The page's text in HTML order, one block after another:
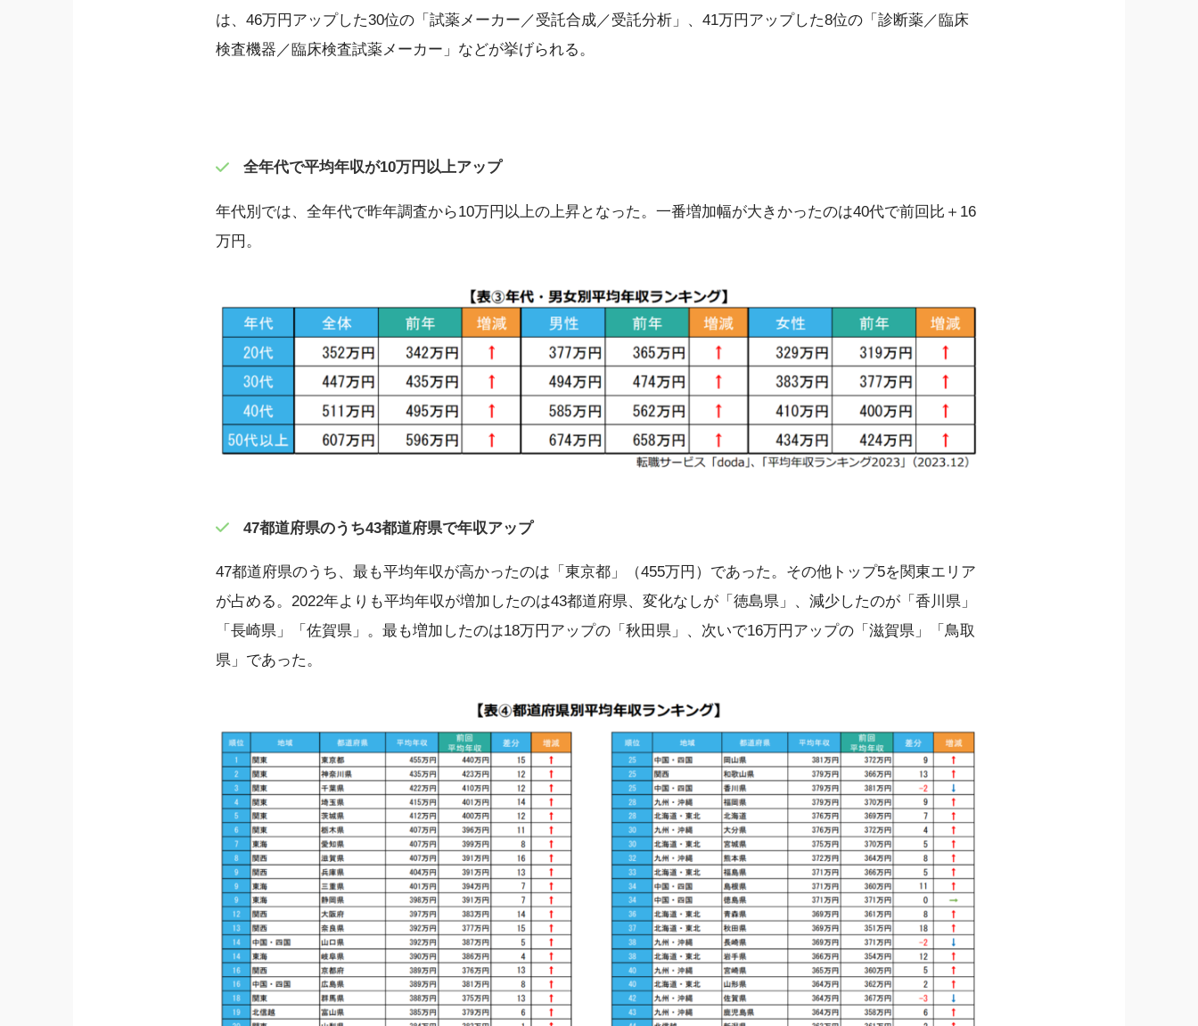
は、46万円アップした30位の「試薬メーカー／受託合成／受託分析」、41万円アップした8位の「診断薬／臨床
検査機器／臨床検査試薬メーカー」などが挙げられる。
全年代で平均年収が10万円以上アップ
年代別では、全年代で昨年調査から10万円以上の上昇となった。一番増加幅が大きかったのは40代で前回比＋16
万円。
47都道府県のうち43都道府県で年収アップ
47都道府県のうち、最も平均年収が高かったのは「東京都」（455万円）であった。その他トップ5を関東エリア
が占める。2022年よりも平均年収が増加したのは43都道府県、変化なしが「徳島県」、減少したのが「香川県」
「長崎県」「佐賀県」。最も増加したのは18万円アップの「秋田県」、次いで16万円アップの「滋賀県」「鳥取
県」であった。